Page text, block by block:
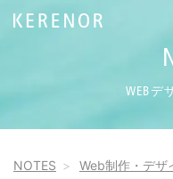
WEBデ
NOTES Web制作・デザ